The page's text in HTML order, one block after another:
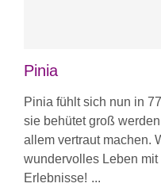
Pinia
Pinia fühlt sich nun in
sie behütet groß
allem vertraut machen.
wundervolles Leben
Erlebnisse!